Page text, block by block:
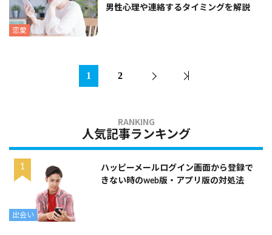
恋愛
男性心理や連絡するタイミングを解説
1 2
人気記事ランキング
出会い
ハッピーメールログイン画面から登録で
きない時のweb版・アプリ版の対処法